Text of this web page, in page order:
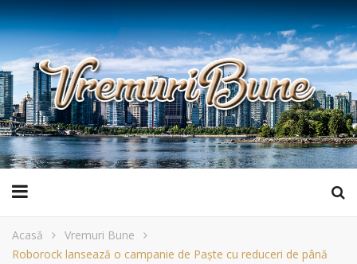
Acasă
Vremuri Bune
Roborock lansează o campanie de Paște cu reduceri de până